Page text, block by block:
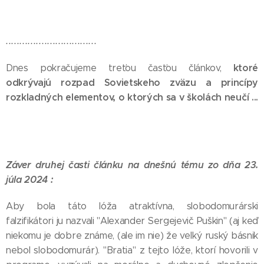
.................................
Dnes pokračujeme treťou časťou článkov, ktoré
odkrývajú rozpad Sovietskeho zväzu a princípy
rozkladných elementov, o ktorých sa v školách neučí ...
Záver druhej časti článku na dnešnú tému zo dňa 23.
júla 2024 :
Aby bola táto lóža atraktívna, slobodomurárski
falzifikátori ju nazvali "Alexander Sergejevič Puškin" (aj keď
niekomu je dobre známe, (ale im nie) že veľký ruský básnik
nebol slobodomurár). "Bratia" z tejto lóže, ktorí hovorili v